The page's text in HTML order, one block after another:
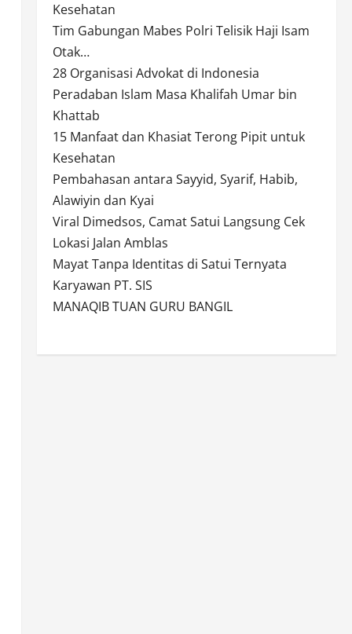
Kesehatan
Tim Gabungan Mabes Polri Telisik Haji Isam
Otak…
28 Organisasi Advokat di Indonesia
Peradaban Islam Masa Khalifah Umar bin
Khattab
15 Manfaat dan Khasiat Terong Pipit untuk
Kesehatan
Pembahasan antara Sayyid, Syarif, Habib,
Alawiyin dan Kyai
Viral Dimedsos, Camat Satui Langsung Cek
Lokasi Jalan Amblas
Mayat Tanpa Identitas di Satui Ternyata
Karyawan PT. SIS
MANAQIB TUAN GURU BANGIL